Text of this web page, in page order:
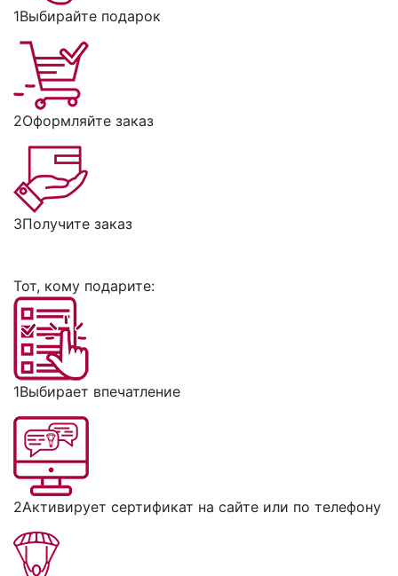
1Выбирайте подарок
2Оформляйте заказ
3Получите заказ
Тот, кому подарите:
1Выбирает впечатление
2Активирует сертификат на сайте или по телефону